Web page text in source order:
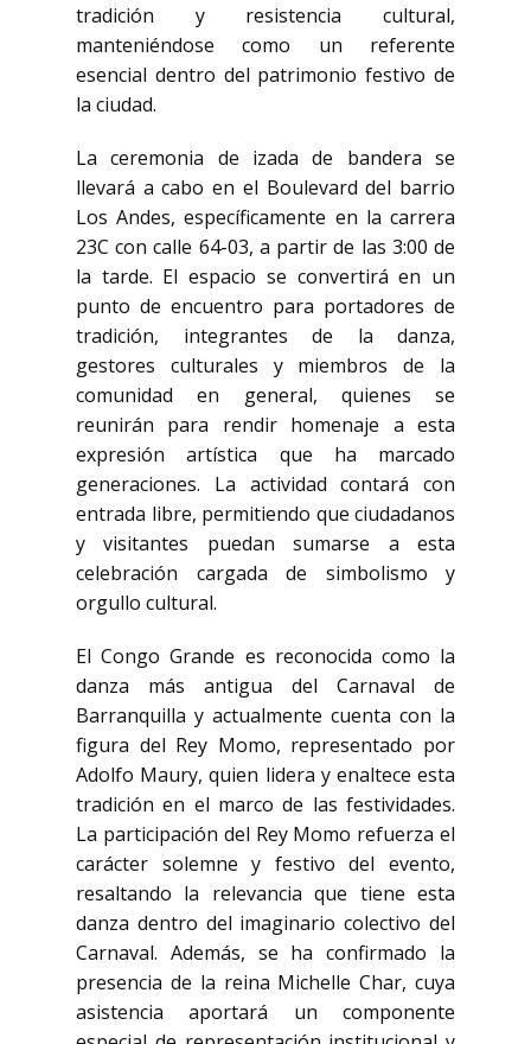
tradición y resistencia cultural,
manteniéndose como un referente
esencial dentro del patrimonio festivo de
la ciudad.
La ceremonia de izada de bandera se
llevará a cabo en el Boulevard del barrio
Los Andes, específicamente en la carrera
23C con calle 64-03, a partir de las 3:00 de
la tarde. El espacio se convertirá en un
punto de encuentro para portadores de
tradición, integrantes de la danza,
gestores culturales y miembros de la
comunidad en general, quienes se
reunirán para rendir homenaje a esta
expresión artística que ha marcado
generaciones. La actividad contará con
entrada libre, permitiendo que ciudadanos
y visitantes puedan sumarse a esta
celebración cargada de simbolismo y
orgullo cultural.
El Congo Grande es reconocida como la
danza más antigua del Carnaval de
Barranquilla y actualmente cuenta con la
figura del Rey Momo, representado por
Adolfo Maury, quien lidera y enaltece esta
tradición en el marco de las festividades.
La participación del Rey Momo refuerza el
carácter solemne y festivo del evento,
resaltando la relevancia que tiene esta
danza dentro del imaginario colectivo del
Carnaval. Además, se ha confirmado la
presencia de la reina Michelle Char, cuya
asistencia aportará un componente